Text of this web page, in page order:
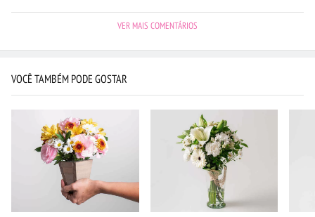
VER MAIS COMENTÁRIOS
VOCÊ TAMBÉM PODE GOSTAR